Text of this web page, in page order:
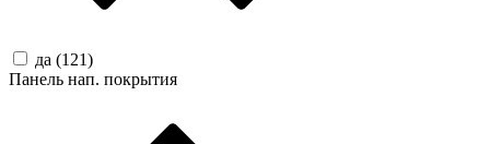
да (121)
Панель нап. покрытия